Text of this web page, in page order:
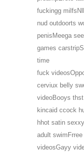
fuckingg
nud outdoorts
penisMeega
games
time
fuck
cerviux belly
videoBooys
kincaid ccock
hhot satin
adult
videosGayy